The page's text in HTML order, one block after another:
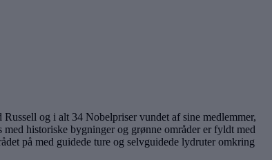
og i alt 34 Nobelpriser vundet af sine medlemmer,
historiske bygninger og grønne områder er fyldt med
på med guidede ture og selvguidede lydruter omkring